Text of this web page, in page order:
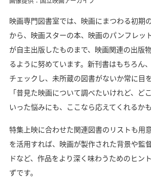
映画専門図書室では、映画にまつわる初期
から、映画スターの本、映画のパンフレッ
が自主出版したものまで、映画関連の出版
るように努めています。新刊書はもちろん
チェックし、未所蔵の図書がないか常に目
「昔見た映画について調べたいけれど、ど
いった悩みにも、ここなら応えてくれるか
特集上映に合わせた関連図書のリストも用
を活用すれば、映画が製作された背景や監
ドなど、作品をより深く味わうためのヒン
ずです。